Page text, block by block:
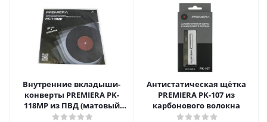
Внутренние вкладыши-
конверты PREMIERA PK-
118MP из ПВД (матовый
пластик) для 12" виниловых
Антистатическая щётка
PREMIERA PK-107 из
карбонового волокна